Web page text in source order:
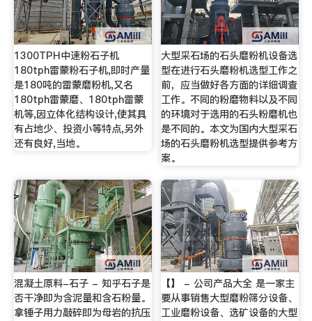
1300TPH中速粉石子机
180tph雷蒙粉石子机,即时产量
是180吨的雷蒙磨粉机,又名
180tph雷蒙磨、180tph雷蒙
机等,因立体化结构设计,使其具
有占地少、投资小等特点,另外
还有良好,当地。
大型采石场的石头磨粉机设备选
型在进行石头磨粉机选型工作之
前，应当做好各方面的详细调查
工作。不同的粉磨物料以及不同
的环境对于选用的石头粉磨机也
是不同的。本文为国内大型采石
场的石头磨粉机选型提供参考方
案。
混凝土原料-石子 - 知乎石子是
否干净即为含泥量和含石粉量。
拿锤子用力敲碎即为母岩的抗压
【】 - 公司产品大全 是一家主
要从事销售大型磨粉筛分设备、
工业磨粉设备、选矿设备的大型